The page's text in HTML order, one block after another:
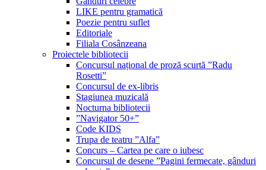
LIKE pentru gramatică
Poezie pentru suflet
Editoriale
Filiala Cosânzeana
Proiectele bibliotecii
Concursul național de proză scurtă ”Radu
Rosetti”
Concursul de ex-libris
Stagiunea muzicală
Nocturna bibliotecii
”Navigator 50+”
Code KIDS
Trupa de teatru ”Alfa”
Concurs – Cartea pe care o iubesc
Concursul de desene ”Pagini fermecate, gânduri